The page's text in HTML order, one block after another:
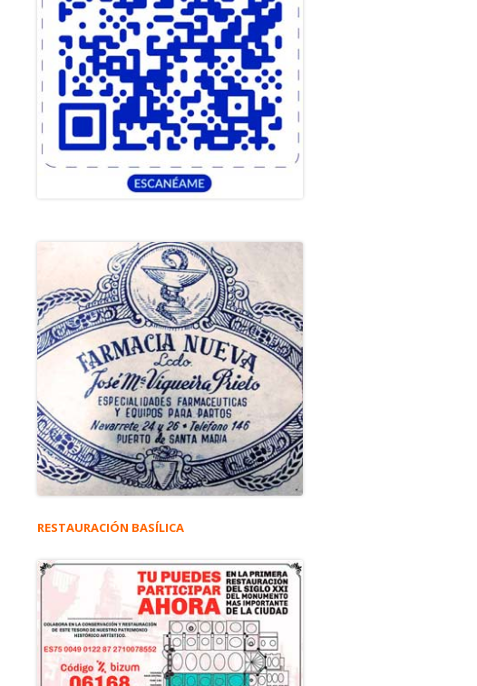
RESTAURACIÓN BASÍLICA